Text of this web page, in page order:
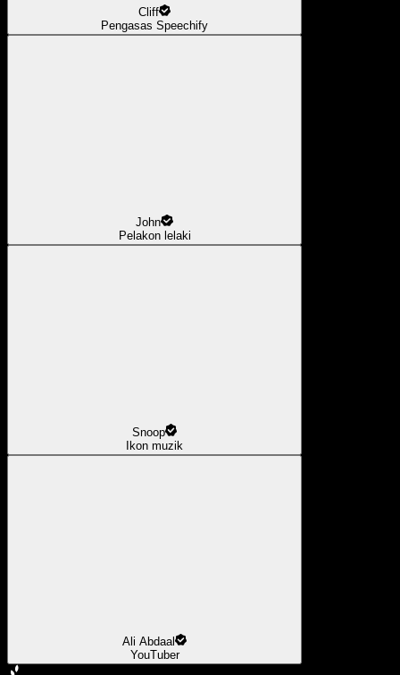
Cliff
Pengasas Speechify
John
Pelakon lelaki
Snoop
Ikon muzik
Ali Abdaal
YouTuber